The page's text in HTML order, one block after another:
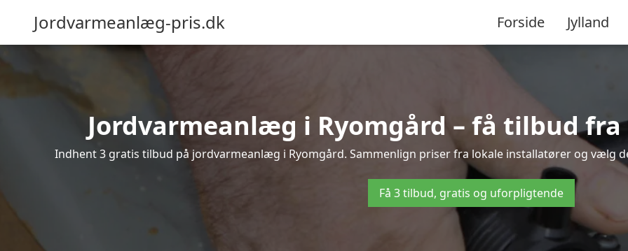
Jordvarmeanlæg-pris.dk Forside Jylland
Jordvarmeanlæg i Ryomgård – få tilbud
Indhent 3 gratis tilbud på jordvarmeanlæg i Ryomgård. Sammenlign priser fra lokale installatører og vælg
Få 3 tilbud, gratis og uforpligtende